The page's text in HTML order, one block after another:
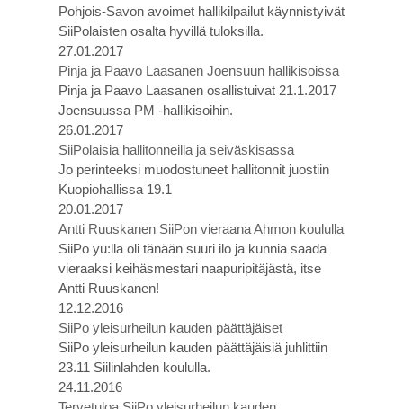
Pohjois-Savon avoimet hallikilpailut käynnistyivät
SiiPolaisten osalta hyvillä tuloksilla.
27.01.2017
Pinja ja Paavo Laasanen Joensuun hallikisoissa
Pinja ja Paavo Laasanen osallistuivat 21.1.2017
Joensuussa PM -hallikisoihin.
26.01.2017
SiiPolaisia hallitonneilla ja seiväskisassa
Jo perinteeksi muodostuneet hallitonnit juostiin
Kuopiohallissa 19.1
20.01.2017
Antti Ruuskanen SiiPon vieraana Ahmon koululla
SiiPo yu:lla oli tänään suuri ilo ja kunnia saada
vieraaksi keihäsmestari naapuripitäjästä, itse
Antti Ruuskanen!
12.12.2016
SiiPo yleisurheilun kauden päättäjäiset
SiiPo yleisurheilun kauden päättäjäisiä juhlittiin
23.11 Siilinlahden koululla.
24.11.2016